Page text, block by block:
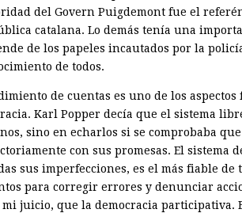
del Govern Puigdemont fue el
catalana. Lo demás tenía una
de los papeles incautados por la
de todos.
de cuentas es uno de los
Karl Popper decía que el sistema
sino en echarlos si se comprobaba
con sus promesas. El sistema
sus imperfecciones, es el más fiable de
para corregir errores y denunciar
mi juicio, que la democracia participativa.